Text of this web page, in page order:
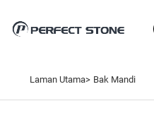
Laman Utama> Bak Mandi